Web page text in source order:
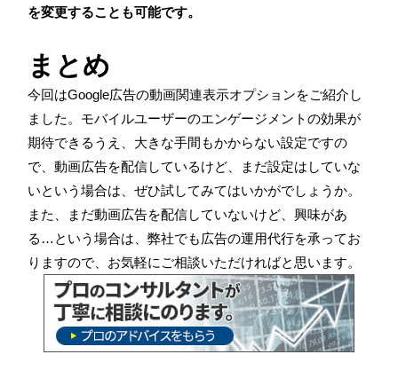
を変更することも可能です。
まとめ
今回はGoogle広告の動画関連表示オプションをご紹介し
ました。モバイルユーザーのエンゲージメントの効果が
期待できるうえ、大きな手間もかからない設定ですの
で、動画広告を配信しているけど、まだ設定はしていな
いという場合は、ぜひ試してみてはいかがでしょうか。
また、まだ動画広告を配信していないけど、興味があ
る … という場合は、弊社でも広告の運用代行を承ってお
りますので、お気軽にご相談いただければと思います。